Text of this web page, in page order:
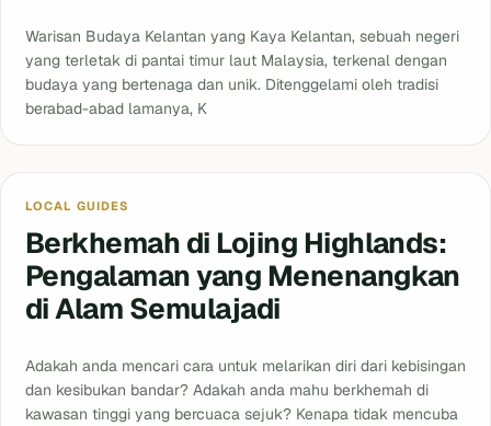
Warisan Budaya Kelantan yang Kaya Kelantan, sebuah negeri
yang terletak di pantai timur laut Malaysia, terkenal dengan
budaya yang bertenaga dan unik. Ditenggelami oleh tradisi
berabad-abad lamanya, K
Blog
LOCAL GUIDES
Berkhemah di Lojing Highlands:
Pengalaman yang Menenangkan
di Alam Semulajadi
Adakah anda mencari cara untuk melarikan diri dari kebisingan
dan kesibukan bandar? Adakah anda mahu berkhemah di
kawasan tinggi yang bercuaca sejuk? Kenapa tidak mencuba